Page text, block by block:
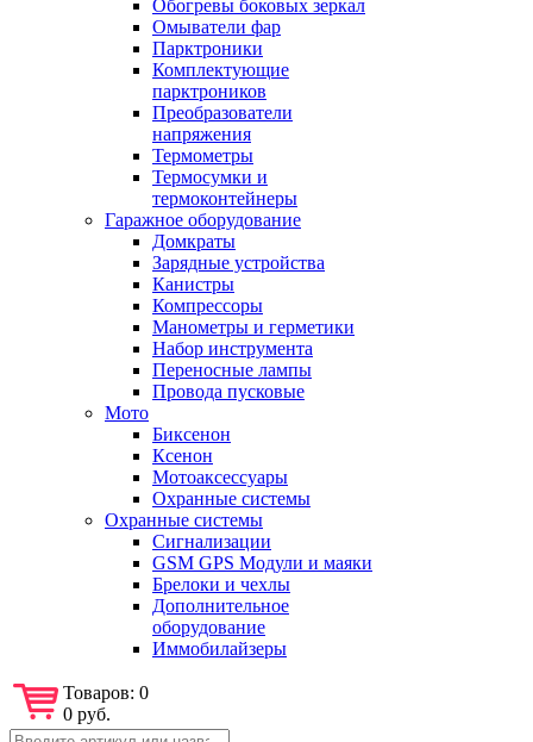
Обогревы боковых зеркал
Омыватели фар
Парктроники
Комплектующие
парктроников
Преобразователи
напряжения
Термометры
Термосумки и
термоконтейнеры
Гаражное оборудование
Домкраты
Зарядные устройства
Канистры
Компрессоры
Манометры и герметики
Набор инструмента
Переносные лампы
Провода пусковые
Мото
Биксенон
Ксенон
Мотоаксессуары
Охранные системы
Охранные системы
Сигнализации
GSM GPS Модули и маяки
Брелоки и чехлы
Дополнительное
оборудование
Иммобилайзеры
Товаров: 0
0 руб.